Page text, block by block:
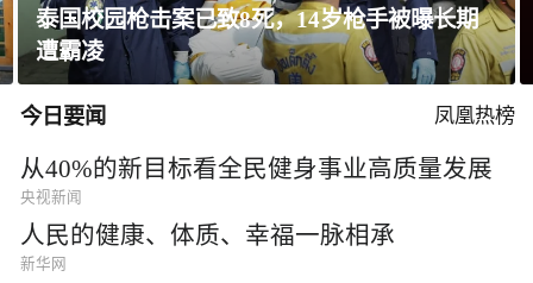
一条隐蔽精干、长期潜伏的道路
今日要闻 凤凰热榜
从40%的新目标看全民健身事业高质量发展
央视新闻
人民的健康、体质、幸福一脉相承
新华网